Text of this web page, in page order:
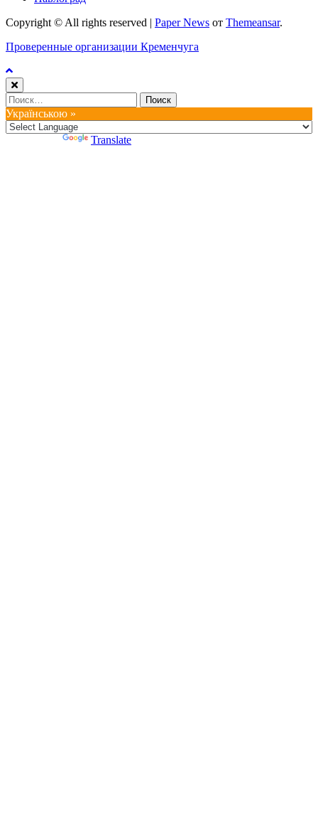
Copyright © All rights reserved | Paper News от Themeansar.
Проверенные организации Кременчуга
Найти:
Українською »
Translate